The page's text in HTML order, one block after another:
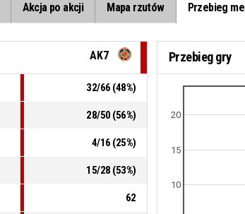
Akcja po akcji Mapa rzutów Przebieg
AK7
32/66 (48%)
28/50 (56%)
4/16 (25%)
15/28 (53%)
62
Przebieg gry
10
15
20